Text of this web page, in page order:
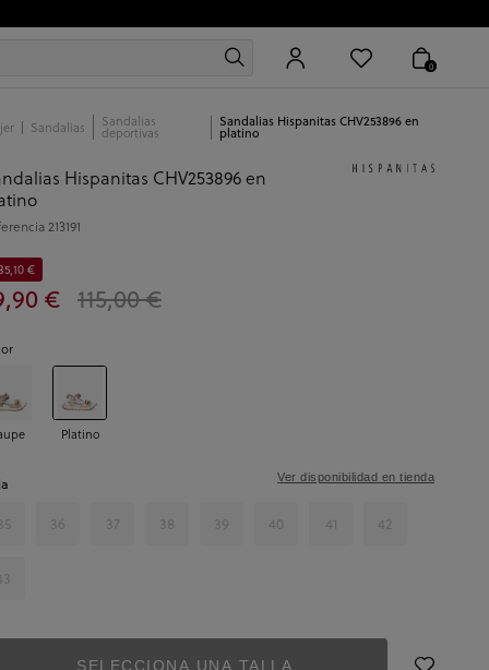
0
Sandalias Sandalias
deportivas
Sandalias Hispanitas CHV253896 en
platino
Hispanitas CHV253896 en
213191
€ 115,00 €
€
Platino
35 36 37 38 39 40 41 42
Ver disponibilidad en tienda
SELECCIONA UNA TALLA